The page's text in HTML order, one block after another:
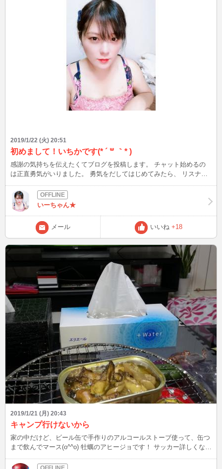
ト マン ⇐ クレア フォィ さんの 観てこようか
と 。 。 。 (´▽｀) でも また 別の地下で 一
緒だった 美大の アメリカ軍と 結婚した 女友達 ＜でも
男みたいな＞ 友人の 前の彼氏が ライアン だったから
昔の 地下友達達は 皆 色んな 惑星を 観てきているのかな
は 想像力 ◇ が とぉっても 宇宙〇に 膨らみます
2019/1/22 (火) 20:51
初めまして！いちかです(* ´ ꒳ ｀* )
感謝の気持ちを伝えたくてブログを投稿します。 チャット始めるの
は正直勇気がいりました。 勇気をだしてはじめてみたら、 リスナー
てまでアダルトも無しで(笑) 教えて頂いてとても感動しました😭 そ
して紳士的な方が多い事と、 可愛らしい方が多くて、もっとお下劣
な感じをイメージしてたんですが(笑) びっくりしました！ メッセージ
も沢山頂いたのですがお返しできてない方ごめんなさい💧 あのメッ
セージボックス、Simejiキーボードが使えないんですよー😭 運営さん
なんとかしてくれー！って感じなんです。このブログもスクロールで
きないし(ノД`ll) スマホ対応が行き届いてない💧 気持ちを伝えにくい
とゆうか、短文でお返事になっちゃいます＿|￣|○ また、チャットす
る時遊びに来てください～(＊´ ∨｀)
いーちゃん★
メール いいね +18
2019/1/21 (月) 20:43
キャンプ行けないから
家の中だけど、ビール缶で手作りのアルコールストーブ使って、缶つ
まで飲んでマース(o^^o) 牡蠣のアヒージョです！ サッカー詳しくない